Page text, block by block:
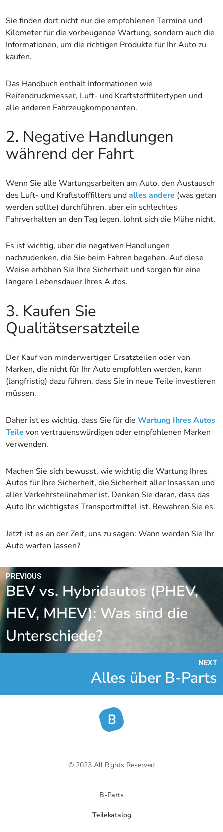
Sie finden dort nicht nur die empfohlenen Termine und
Kilometer für die vorbeugende Wartung, sondern auch die
Informationen, um die richtigen Produkte für Ihr Auto zu
kaufen.
Das Handbuch enthält Informationen wie
Reifendruckmesser, Luft- und Kraftstofffiltertypen und
alle anderen Fahrzeugkomponenten.
2. Negative Handlungen
während der Fahrt
Wenn Sie alle Wartungsarbeiten am Auto, den Austausch
des Luft- und Kraftstofffilters undalles andere (was getan
werden sollte) durchführen, aber ein schlechtes
Fahrverhalten an den Tag legen, lohnt sich die Mühe nicht.
Es ist wichtig, über die negativen Handlungen
nachzudenken, die Sie beim Fahren begehen. Auf diese
Weise erhöhen Sie Ihre Sicherheit und sorgen für eine
längere Lebensdauer Ihres Autos.
3. Kaufen Sie
Qualitätsersatzteile
Der Kauf von minderwertigen Ersatzteilen oder von
Marken, die nicht für Ihr Auto empfohlen werden, kann
(langfristig) dazu führen, dass Sie in neue Teile investieren
müssen.
Daher ist es wichtig, dass Sie für die Wartung Ihres Autos
Teile von vertrauenswürdigen oder empfohlenen Marken
verwenden.
Machen Sie sich bewusst, wie wichtig die Wartung Ihres
Autos für Ihre Sicherheit, die Sicherheit aller Insassen und
aller Verkehrsteilnehmer ist. Denken Sie daran, dass das
Auto Ihr wichtigstes Transportmittel ist. Bewahren Sie es.
Jetzt ist es an der Zeit, uns zu sagen: Wann werden Sie Ihr
Auto warten lassen?
PREVIOUS
BEV vs. Hybridautos (PHEV,
HEV, MHEV): Was sind die
Unterschiede?
NEXT
Alles über B-Parts
© 2023 All Rights Reserved
B-Parts
Teilekatalog